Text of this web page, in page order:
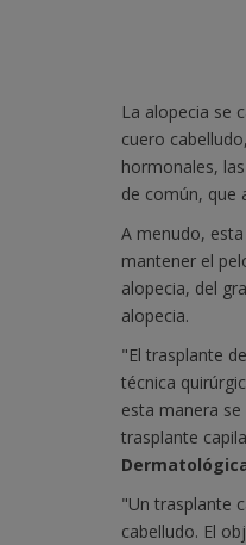
La alopecia se
cuero
hormonales,
de común, que
A menudo,
mantener el
alopecia, del
alopecia.
"El trasplante
técnica
esta manera
trasplante
"Un trasplante
cabelludo. El